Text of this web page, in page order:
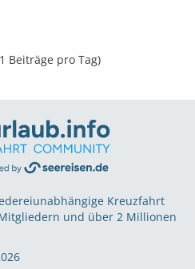
Beiträge pro Tag)
Kreuzfahrt
und über 2 Millionen